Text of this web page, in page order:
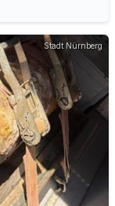
Stadt Nürnberg